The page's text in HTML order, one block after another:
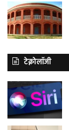
टेक्नोलॉजी